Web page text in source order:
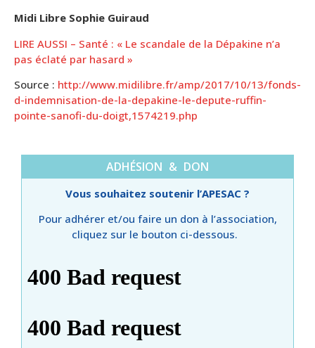
Midi Libre Sophie Guiraud
LIRE AUSSI – Santé : « Le scandale de la Dépakine n’a
pas éclaté par hasard »
Source : http://www.midilibre.fr/amp/2017/10/13/fonds-
d-indemnisation-de-la-depakine-le-depute-ruffin-
pointe-sanofi-du-doigt,1574219.php
ADHÉSION & DON
Vous souhaitez soutenir l’APESAC ?
Pour adhérer et/ou faire un don à l’association,
cliquez sur le bouton ci-dessous.